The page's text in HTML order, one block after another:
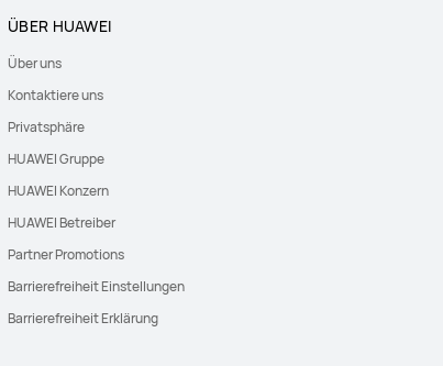
ÜBER HUAWEI
Über uns
Kontaktiere uns
Privatsphäre
HUAWEI Gruppe
HUAWEI Konzern
HUAWEI Betreiber
Partner Promotions
Barrierefreiheit Einstellungen
Barrierefreiheit Erklärung